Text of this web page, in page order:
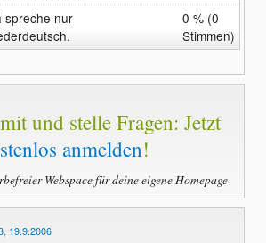
spreche nur
0 % (0
Stimmen)
und stelle Fragen: Jetzt
anmelden!
Webspace für deine eigene Homepage
19.9.2006